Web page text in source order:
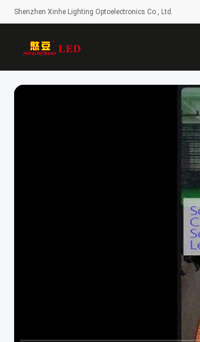
Shenzhen Xinhe Lighting Optoelectronics Co., Ltd.